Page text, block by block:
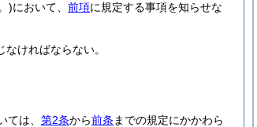
)において、 前項に規定する事項を知らせな
ければならない。
ては、 第2条から前条 までの規定にかかわら